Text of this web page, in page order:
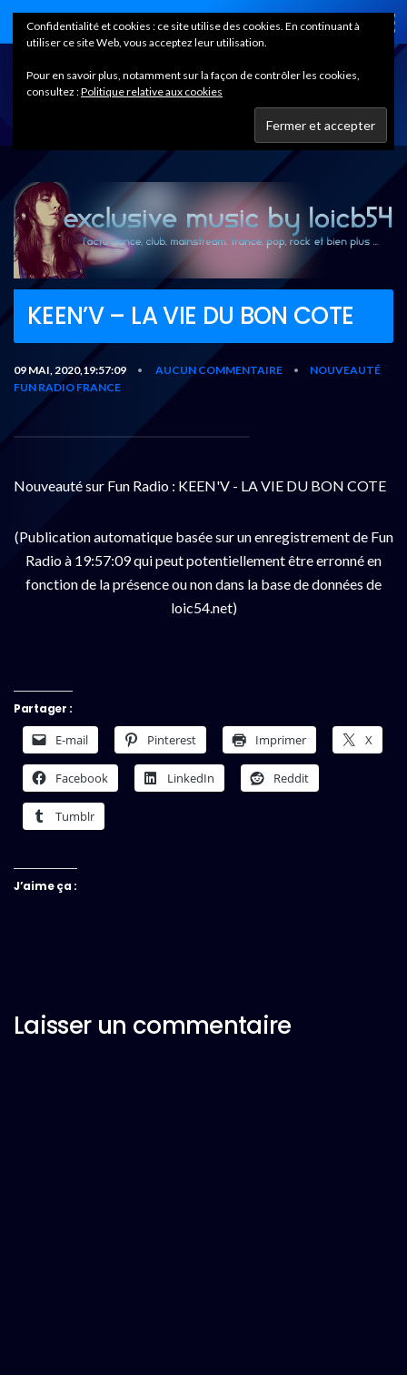
Home
KEEN’V – LA VIE DU BON COTE
09 MAI, 2020,19:57:09 • AUCUN COMMENTAIRE •
NOUVEAUTÉ
FUN RADIO FRANCE
Nouveauté sur Fun Radio : KEEN'V - LA VIE DU BON COTE
(Publication automatique basée sur un enregistrement de Fun
Radio à 19:57:09 qui peut potentiellement être erronné en
fonction de la présence ou non dans la base de données de
loic54.net)
Partager :
E-mail Pinterest Imprimer X
Facebook LinkedIn Reddit
Tumblr
J’aime ça :
Laisser un commentaire
Confidentialité et cookies : ce site utilise des cookies. En continuant à
utiliser ce site Web, vous acceptez leur utilisation.
Pour en savoir plus, notamment sur la façon de contrôler les cookies,
consultez :Politique relative aux cookies